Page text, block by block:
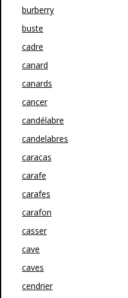
burberry
buste
cadre
canard
canards
cancer
candélabre
candelabres
caracas
carafe
carafes
carafon
casser
cave
caves
cendrier